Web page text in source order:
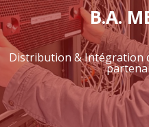
B.A.
Distribution & Intégration